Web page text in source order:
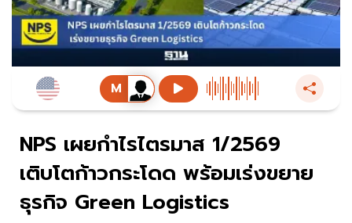
NPS เผยกำไรไตรมาส 1/2569
เติบโตก้าวกระโดด พร้อมเร่งขยาย
ธุรกิจ Green Logistics